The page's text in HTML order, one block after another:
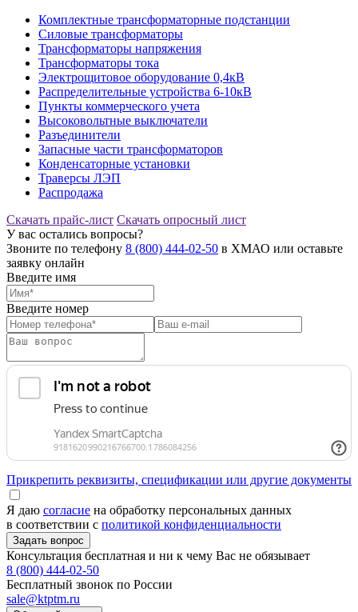
Комплектные трансформаторные подстанции
Силовые трансформаторы
Трансформаторы напряжения
Трансформаторы тока
Электрощитовое оборудование 0,4кВ
Распределительные устройства 6-10кВ
Пункты коммерческого учета
Высоковольтные выключатели
Разъединители
Запасные части трансформаторов
Конденсаторные установки
Траверсы ЛЭП
Распродажа
Скачать прайс-лист Скачать опросный лист
У вас остались вопросы?
Звоните по телефону 8 (800) 444-02-50 в ХМАО или оставьте
заявку онлайн
Введите имя
Введите номер
Прикрепить реквизиты, спецификации или другие документы
Я даю согласие на обработку персональных данных
в соответствии с политикой конфиденциальности
Консультация бесплатная и ни к чему Вас не обязывает
8 (800) 444-02-50
Бесплатный звонок по России
sale@ktptm.ru